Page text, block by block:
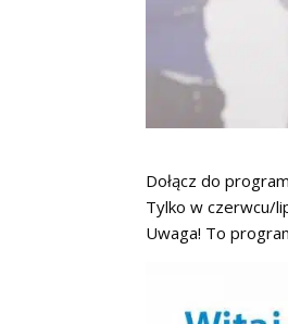
Dołącz do
Tylko w czerwcu/
Uwaga! To